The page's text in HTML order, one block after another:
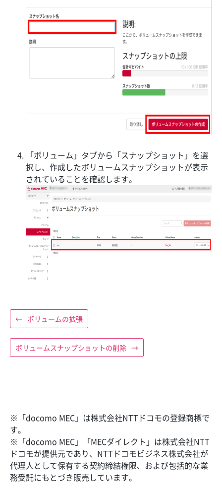
「ボリューム」タブから「スナップショット」を選
択し、作成したボリュームスナップショットが表示
されていることを確認します。
← ボリュームの拡張
ボリュームスナップショットの削除 →
※「docomo MEC」は株式会社NTTドコモの登録商標で
す。
※「docomo MEC」「MECダイレクト」は株式会社NTT
ドコモが提供元であり、NTTドコモビジネス株式会社が
代理人として保有する契約締結権限、および包括的な業
務受託にもとづき販売しています。